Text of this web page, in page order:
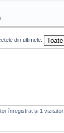
din ultimele:
înregistrat şi 1 vizitator